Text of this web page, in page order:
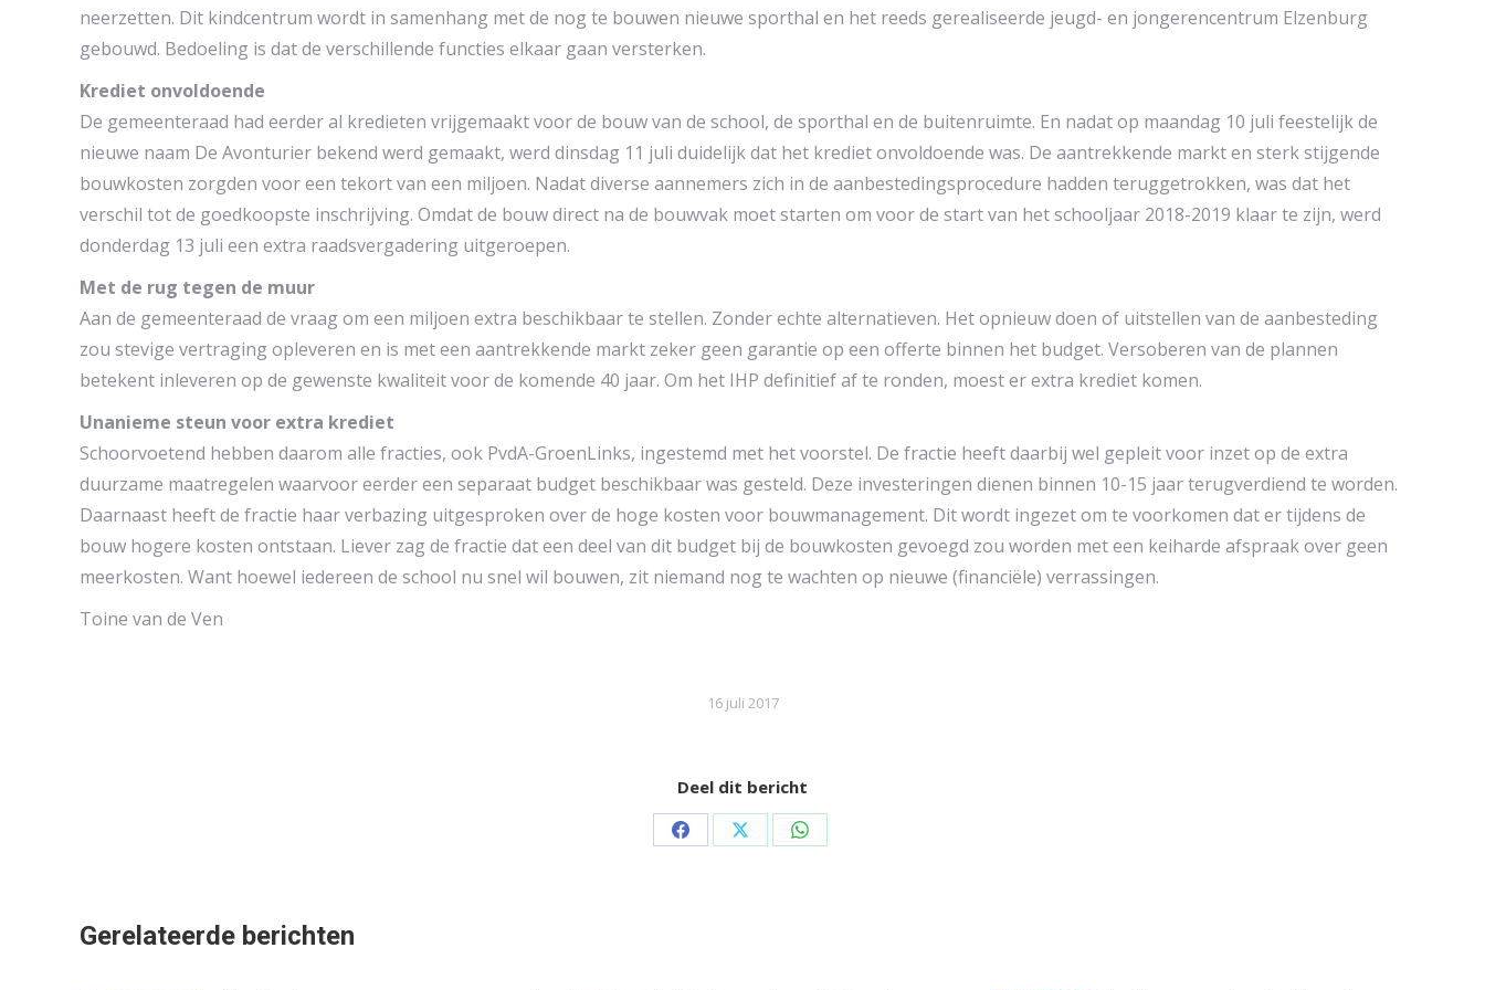
neerzetten. Dit kindcentrum wordt in samenhang met de nog te bouwen nieuwe sporthal en het reeds gerealiseerde jeugd- en jongerencentrum Elzenburg
gebouwd. Bedoeling is dat de verschillende functies elkaar gaan versterken.
Krediet onvoldoende
De gemeenteraad had eerder al kredieten vrijgemaakt voor de bouw van de school, de sporthal en de buitenruimte. En nadat op maandag 10 juli feestelijk de
nieuwe naam De Avonturier bekend werd gemaakt, werd dinsdag 11 juli duidelijk dat het krediet onvoldoende was. De aantrekkende markt en sterk stijgende
bouwkosten zorgden voor een tekort van een miljoen. Nadat diverse aannemers zich in de aanbestedingsprocedure hadden teruggetrokken, was dat het
verschil tot de goedkoopste inschrijving. Omdat de bouw direct na de bouwvak moet starten om voor de start van het schooljaar 2018-2019 klaar te zijn, werd
donderdag 13 juli een extra raadsvergadering uitgeroepen.
Met de rug tegen de muur
Aan de gemeenteraad de vraag om een miljoen extra beschikbaar te stellen. Zonder echte alternatieven. Het opnieuw doen of uitstellen van de aanbesteding
zou stevige vertraging opleveren en is met een aantrekkende markt zeker geen garantie op een offerte binnen het budget. Versoberen van de plannen
betekent inleveren op de gewenste kwaliteit voor de komende 40 jaar. Om het IHP definitief af te ronden, moest er extra krediet komen.
Unanieme steun voor extra krediet
Schoorvoetend hebben daarom alle fracties, ook PvdA-GroenLinks, ingestemd met het voorstel. De fractie heeft daarbij wel gepleit voor inzet op de extra
duurzame maatregelen waarvoor eerder een separaat budget beschikbaar was gesteld. Deze investeringen dienen binnen 10-15 jaar terugverdiend te worden.
Daarnaast heeft de fractie haar verbazing uitgesproken over de hoge kosten voor bouwmanagement. Dit wordt ingezet om te voorkomen dat er tijdens de
bouw hogere kosten ontstaan. Liever zag de fractie dat een deel van dit budget bij de bouwkosten gevoegd zou worden met een keiharde afspraak over geen
meerkosten. Want hoewel iedereen de school nu snel wil bouwen, zit niemand nog te wachten op nieuwe (financiële) verrassingen.
Toine van de Ven
16 juli 2017
Deel dit bericht
Share Share Share
Gerelateerde berichten